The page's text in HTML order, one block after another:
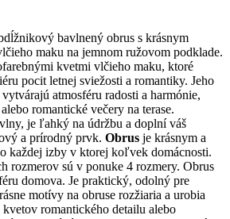
bavlnený obrus s krásnym
maku na jemnom ružovom podklade.
kvetmi vlčieho maku, ktoré
pocit letnej sviežosti a romantiky. Jeho
atmosféru radosti a harmónie,
romantické večery na terase.
je ľahký na údržbu a doplní váš
a prírodný prvk. Obrus je krásnym a
každej izby v ktorej koľvek domácnosti.
rozmerov sú v ponuke 4 rozmery. Obrus
domova. Je praktický, odolný pre
motívy na obruse rozžiaria a urobia
romantického detailu alebo